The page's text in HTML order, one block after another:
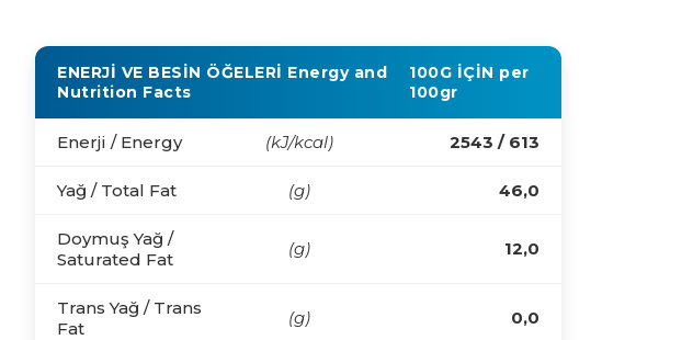
ENERJİ VE BESİN ÖĞELERİ Energy and
Nutrition Facts
100G İÇİN per
100gr
Enerji / Energy (kJ/kcal) 2543 / 613
Yağ / Total Fat (g) 46,0
Doymuş Yağ /
Saturated Fat
(g) 12,0
Trans Yağ / Trans
Fat
(g) 0,0